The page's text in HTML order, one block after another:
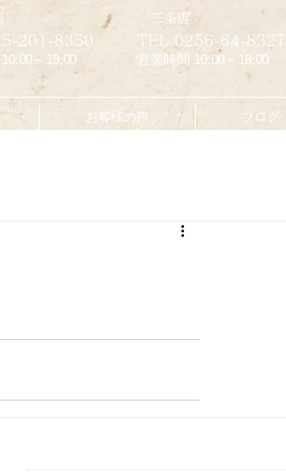
201-8350
～19:00
​三条店
TEL 0256-64-8327
営業時間 10:00～18:00
お客様の声 ブログ